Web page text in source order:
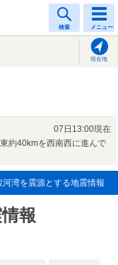
検索 メニュー
現在地
07日13:00現在
約40kmを西南西に進んで
河湾を震源とする地震情報
報